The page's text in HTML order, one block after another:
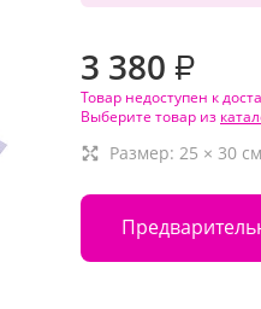
3 380 ₽
Товар недоступен к
Выберите товар из
Размер: 25 × 30 см